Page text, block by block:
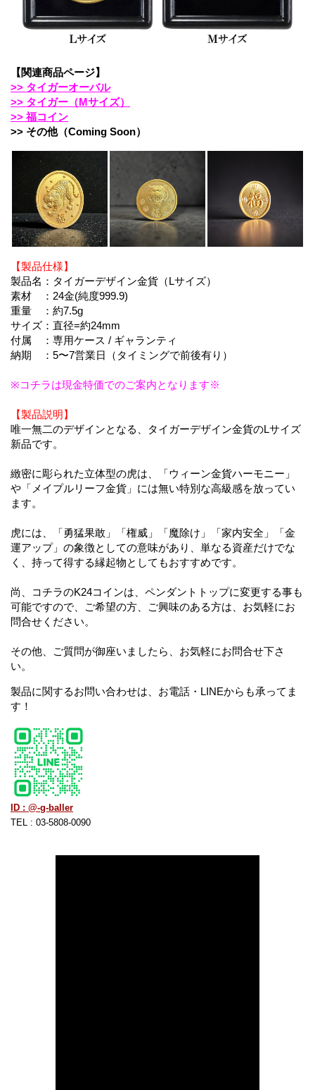
【関連商品ページ】
>> タイガーオーバル
>> タイガー（Mサイズ）
>> 福コイン
>> その他（Coming Soon）
【製品仕様】
製品名：タイガーデザイン金貨（Lサイズ）
素材 ：24金(純度999.9)
重量 ：約7.5g
サイズ：直径=約24mm
付属 ：専用ケース / ギャランティ
納期 ：5〜7営業日（タイミングで前後有り）
※コチラは現金特価でのご案内となります※
【製品説明】
唯一無二のデザインとなる、タイガーデザイン金貨のLサイズ
新品です。
緻密に彫られた立体型の虎は、「ウィーン金貨ハーモニー」
や「メイプルリーフ金貨」には無い特別な高級感を放ってい
ます。
虎には、「勇猛果敢」「権威」「魔除け」「家内安全」「金
運アップ」の象徴としての意味があり、単なる資産だけでな
く、持って得する縁起物としてもおすすめです。
尚、コチラのK24コインは、ペンダントトップに変更する事も
可能ですので、ご希望の方、ご興味のある方は、お気軽にお
問合せください。
その他、ご質問が御座いましたら、お気軽にお問合せ下さ
い。
製品に関するお問い合わせは、お電話・LINEからも承ってま
す！
ID : @-g-baller
TEL : 03-5808-0090